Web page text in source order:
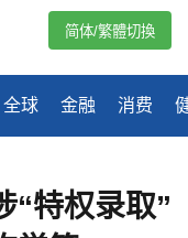
全球 金融 消费
简体/繁體切換
“特权录取”